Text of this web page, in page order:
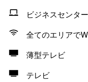
ビジネスセンター
全てのエリアで
薄型テレビ
テレビ